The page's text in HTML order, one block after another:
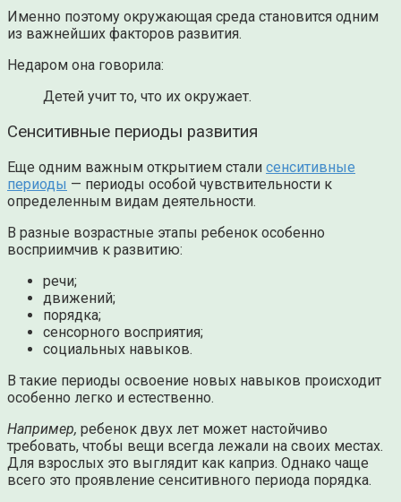
Именно поэтому окружающая среда становится одним
из важнейших факторов развития.
Недаром она говорила:
Детей учит то, что их окружает.
Сенситивные периоды развития
Еще одним важным открытием стали сенситивные
периоды — периоды особой чувствительности к
определенным видам деятельности.
В разные возрастные этапы ребенок особенно
восприимчив к развитию:
речи;
движений;
порядка;
сенсорного восприятия;
социальных навыков.
В такие периоды освоение новых навыков происходит
особенно легко и естественно.
Например, ребенок двух лет может настойчиво
требовать, чтобы вещи всегда лежали на своих местах.
Для взрослых это выглядит как каприз. Однако чаще
всего это проявление сенситивного периода порядка.